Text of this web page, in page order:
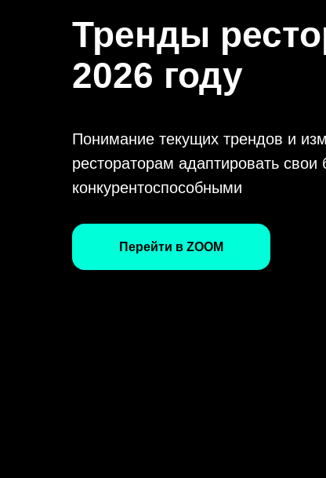
Тренды
2026 году
Понимание текущих трендов и
рестораторам адаптировать свои
конкурентоспособными
Перейти в ZOOM